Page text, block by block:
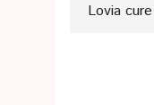
Lovia cure